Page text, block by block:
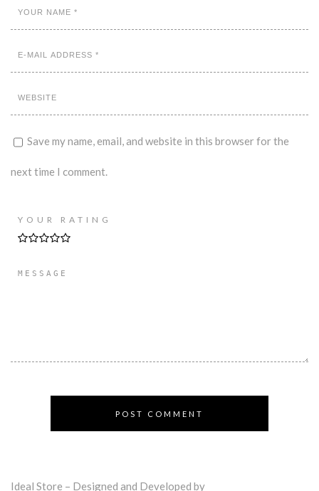
Save my name, email, and website in this browser for the
next time I comment.
YOUR RATING
Ideal Store – Designed and Developed by